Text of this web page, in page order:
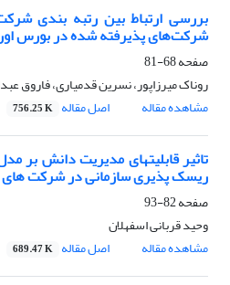
بررسی ارتباط بین رتبه بندی
شرکت‌های پذیرفته شده در بورس
صفحه68-81
روناک میرزاپور، نسرین قدمیاری، فاروق
مشاهده مقاله
اصل مقاله 756.25 K
تاثیر قابلیتهای مدیریت دانش بر
ریسک پذیری سازمانی در شرکت
صفحه82-93
وحید قربانی اسفهلان
مشاهده مقاله
اصل مقاله 689.47 K